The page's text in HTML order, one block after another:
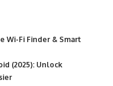
Wi-Fi Finder & Smart
(2025): Unlock